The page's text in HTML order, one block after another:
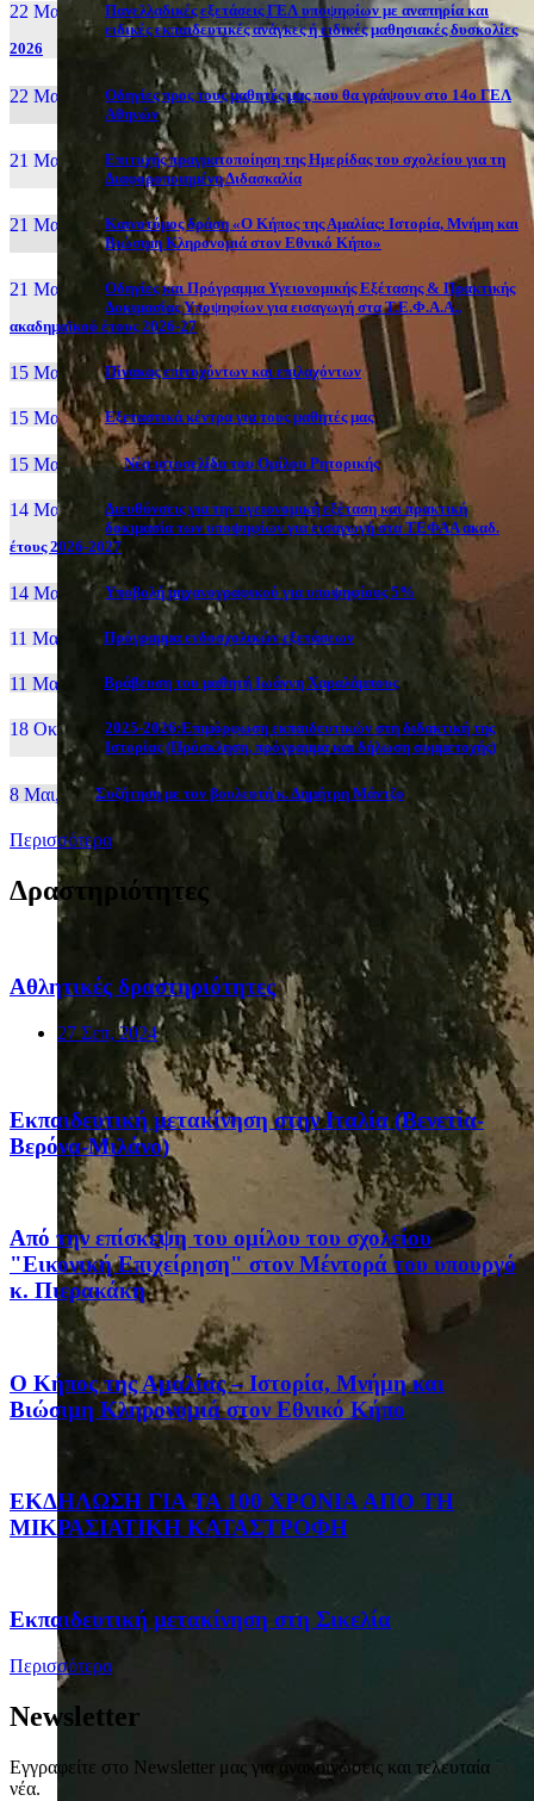
22 Μαι, 26
Πανελλαδικές εξετάσεις ΓΕΛ υποψηφίων με αναπηρία και
ειδικές εκπαιδευτικές ανάγκες ή ειδικές μαθησιακές δυσκολίες
2026
22 Μαι, 26
Οδηγίες προς τους μαθητές μας που θα γράψουν στο 14ο ΓΕΛ
Αθηνών
21 Μαι, 26
Επιτυχής πραγματοποίηση της Ημερίδας του σχολείου για τη
Διαφοροποιημένη Διδασκαλία
21 Μαι, 26
Καινοτόμος δράση «Ο Κήπος της Αμαλίας: Ιστορία, Μνήμη και
Βιώσιμη Κληρονομιά στον Εθνικό Κήπο»
21 Μαι, 26
Οδηγίες και Πρόγραμμα Υγειονομικής Εξέτασης & Πρακτικής
Δοκιμασίας Υποψηφίων για εισαγωγή στα Τ.Ε.Φ.Α.Α.,
ακαδημαϊκού έτους 2026-27
15 Μαι, 26 Πίνακας επιτυχόντων και επιλαχόντων
15 Μαι, 26 Εξεταστικά κέντρα για τους μαθητές μας
15 Μαι, 2026 Νέα ιστοσελίδα του Ομίλου Ρητορικής
14 Μαι, 26
Διευθύνσεις για την υγειονομική εξέταση και πρακτική
δοκιμασία των υποψηφίων για εισαγωγή στα ΤΕΦΑΑ ακαδ.
έτους 2026-2027
14 Μαι, 26 Yποβολή μηχανογραφικού για υποψηφίους 5%
11 Μαι, 26 Πρόγραμμα ενδοσχολικών εξετάσεων
11 Μαι, 26 Βράβευση του μαθητή Ιωάννη Χαραλάμπους
18 Οκτ, 25
2025-2026:Επιμόρφωση εκπαιδευτικών στη διδακτική της
Ιστορίας (Πρόσκληση, πρόγραμμα και δήλωση συμμετοχής)
8 Μαι, 26 Συζήτηση με τον βουλευτή κ. Δημήτρη Μάντζο
Περισσότερα
Δραστηριότητες
Αθλητικές δραστηριότητες
27 Σεπ, 2024
Eκπαιδευτική μετακίνηση στην Ιταλία (Βενετία-
Βερόνα-Μιλάνο)
Από την επίσκεψη του ομίλου του σχολείου
"Εικονική Επιχείρηση" στον Μέντορά του υπουργό
κ. Πιερακάκη
Ο Κήπος της Αμαλίας – Ιστορία, Μνήμη και
Βιώσιμη Κληρονομιά στον Εθνικό Κήπο
ΕΚΔΗΛΩΣΗ ΓΙΑ ΤΑ 100 ΧΡΟΝΙΑ ΑΠΟ ΤΗ
ΜΙΚΡΑΣΙΑΤΙΚΗ ΚΑΤΑΣΤΡΟΦΗ
Eκπαιδευτική μετακίνηση στη Σικελία
Περισσότερα
Newsletter
Εγγραφείτε στο Newsletter μας για ανακοινώσεις και τελευταία
νέα.